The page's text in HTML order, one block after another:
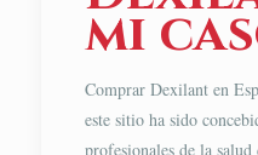
mi
Comprar Dexilant en
este sitio ha sido
profesionales de la